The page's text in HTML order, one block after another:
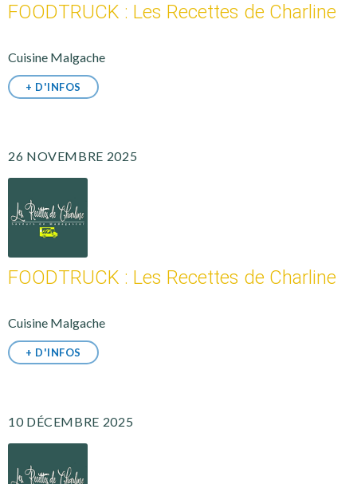
FOODTRUCK : Les Recettes de Charline
Cuisine Malgache
+ D'INFOS
26 NOVEMBRE 2025
FOODTRUCK : Les Recettes de Charline
Cuisine Malgache
+ D'INFOS
10 DÉCEMBRE 2025